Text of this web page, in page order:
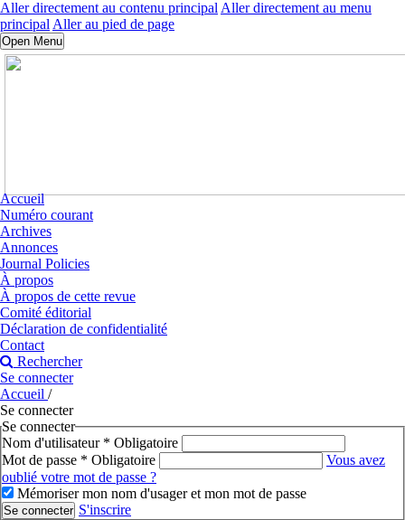
Aller directement au contenu principal Aller directement au menu
principal Aller au pied de page
Open Menu
Accueil
Numéro courant
Archives
Annonces
Journal Policies
À propos
À propos de cette revue
Comité éditorial
Déclaration de confidentialité
Contact
Rechercher
Se connecter
Accueil /
Se connecter
Se connecter
Nom d'utilisateur * Obligatoire
Mot de passe * Obligatoire
Vous avez
oublié votre mot de passe ?
Mémoriser mon nom d'usager et mon mot de passe
Se connecter S'inscrire